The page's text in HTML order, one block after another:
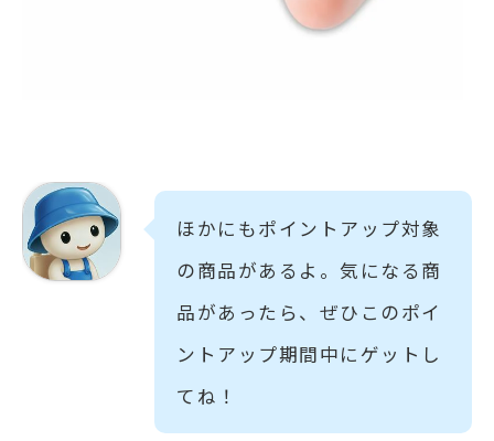
ほかにもポイントアップ対象
の商品があるよ。気になる商
品があったら、ぜひこのポイ
ントアップ期間中にゲットし
てね！